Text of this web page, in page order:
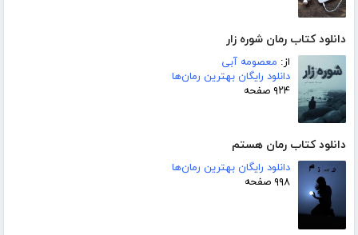
دانلود کتاب رمان شوره زار
از: معصومه آبی
دانلود رایگان بهترین رمان‌ها
۹۲۴ صفحه
دانلود کتاب رمان هستم
دانلود رایگان بهترین رمان‌ها
۹۹۸ صفحه